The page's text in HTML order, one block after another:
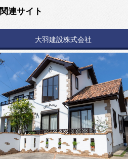
関連サイト
大羽建設株式会社